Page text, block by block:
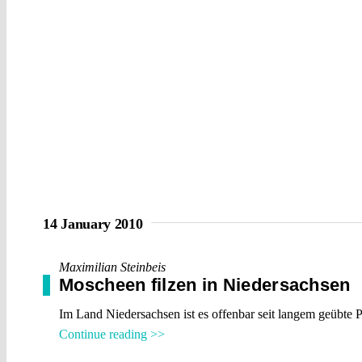
14 January 2010
Maximilian Steinbeis
Moscheen filzen in Niedersachsen
Im Land Niedersachsen ist es offenbar seit langem geübte
Continue reading >>